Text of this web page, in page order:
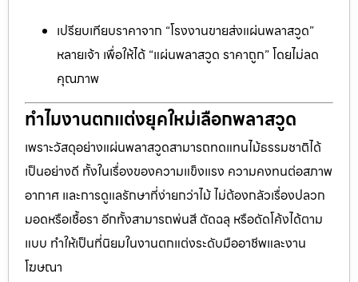
เปรียบเทียบราคาจาก “โรงงานขายส่งแผ่นพลาสวูด”
หลายเจ้า เพื่อให้ได้ “แผ่นพลาสวูด ราคาถูก” โดยไม่ลด
คุณภาพ
ทำไมงานตกแต่งยุคใหม่เลือกพลาสวูด
เพราะวัสดุอย่างแผ่นพลาสวูดสามารถทดแทนไม้ธรรมชาติได้
เป็นอย่างดี ทั้งในเรื่องของความแข็งแรง ความคงทนต่อสภาพ
อากาศ และการดูแลรักษาที่ง่ายกว่าไม้ ไม่ต้องกลัวเรื่องปลวก
มอดหรือเชื้อรา อีกทั้งสามารถพ่นสี ตัดฉลุ หรือดัดโค้งได้ตาม
แบบ ทำให้เป็นที่นิยมในงานตกแต่งระดับมืออาชีพและงาน
โฆษณา